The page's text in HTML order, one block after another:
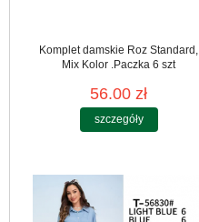
Komplet damskie Roz Standard,
Mix Kolor .Paczka 6 szt
56.00 zł
szczegóły